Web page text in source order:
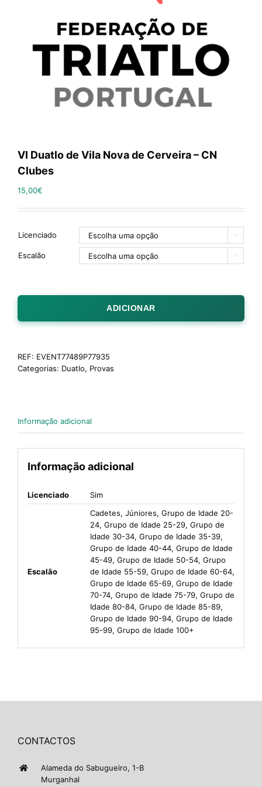
VI Duatlo de Vila Nova de Cerveira – CN
Clubes
15,00€
Licenciado 
Escalão 
ADICIONAR
REF: EVENT77489P77935
Categorias: Duatlo, Provas
Informação adicional
Informação adicional
Licenciado Sim
Escalão
Cadetes, Júniores, Grupo de Idade 20-
24, Grupo de Idade 25-29, Grupo de
Idade 30-34, Grupo de Idade 35-39,
Grupo de Idade 40-44, Grupo de Idade
45-49, Grupo de Idade 50-54, Grupo
de Idade 55-59, Grupo de Idade 60-64,
Grupo de Idade 65-69, Grupo de Idade
70-74, Grupo de Idade 75-79, Grupo de
Idade 80-84, Grupo de Idade 85-89,
Grupo de Idade 90-94, Grupo de Idade
95-99, Grupo de Idade 100+
CONTACTOS
Alameda do Sabugueiro, 1-B
Murganhal